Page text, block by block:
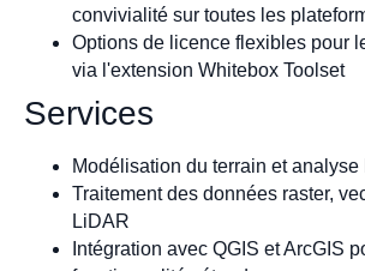
convivialité sur toutes les
Options de licence flexibles pour
via l'extension Whitebox Toolset
Services
Modélisation du terrain et
Traitement des données raster,
LiDAR
Intégration avec QGIS et ArcGIS